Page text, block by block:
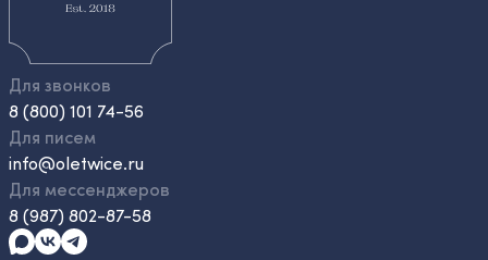
Для звонков
8 (800) 101 74-56
Для писем
info@oletwice.ru
Для мессенджеров
8 (987) 802-87-58